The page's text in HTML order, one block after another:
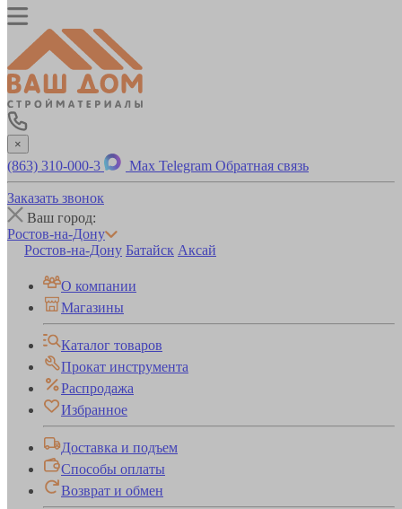
×
(863) 310-000-3 Max Telegram Обратная связь
Заказать звонок
Ваш город:
Ростов-на-Дону
Ростов-на-Дону Батайск Аксай
О компании
Магазины
Каталог товаров
Прокат инструмента
Распродажа
Избранное
Доставка и подъем
Способы оплаты
Возврат и обмен